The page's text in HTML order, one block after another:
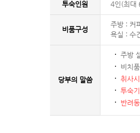
투숙인원 4인(최대
비품구성
주방 : 커
욕실 : 수
당부의 말씀
주방
비치
취사
투숙
반려